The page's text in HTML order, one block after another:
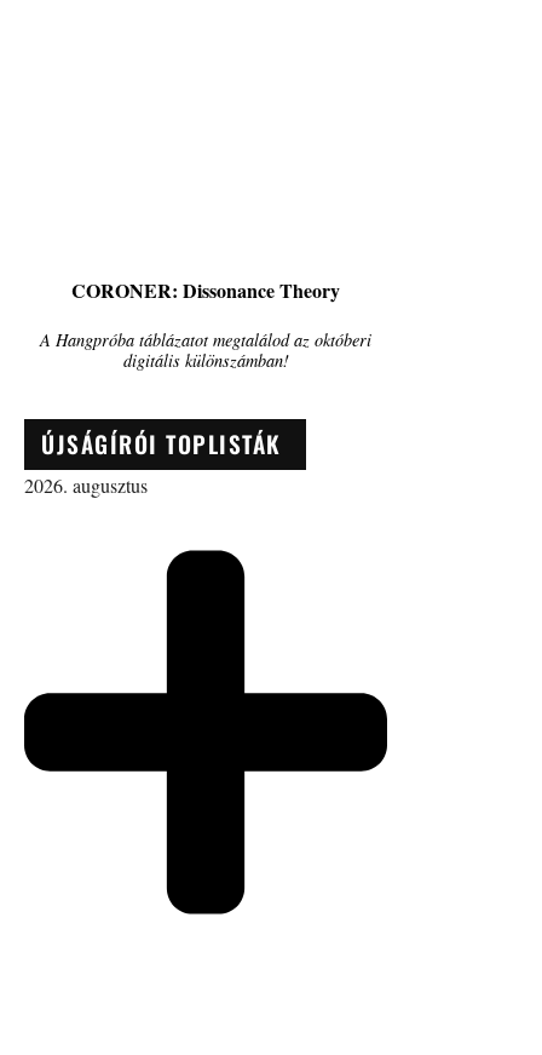
CORONER: Dissonance Theory
A Hangpróba táblázatot megtalálod az októberi
digitális különszámban!
ÚJSÁGÍRÓI TOPLISTÁK
2026. augusztus